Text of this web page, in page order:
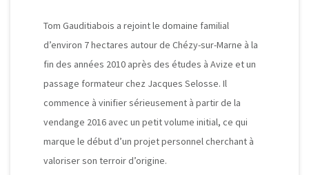
Tom Gauditiabois a rejoint le domaine familial
d’environ 7 hectares autour de Chézy-sur-Marne à la
fin des années 2010 après des études à Avize et un
passage formateur chez Jacques Selosse. Il
commence à vinifier sérieusement à partir de la
vendange 2016 avec un petit volume initial, ce qui
marque le début d’un projet personnel cherchant à
valoriser son terroir d’origine.